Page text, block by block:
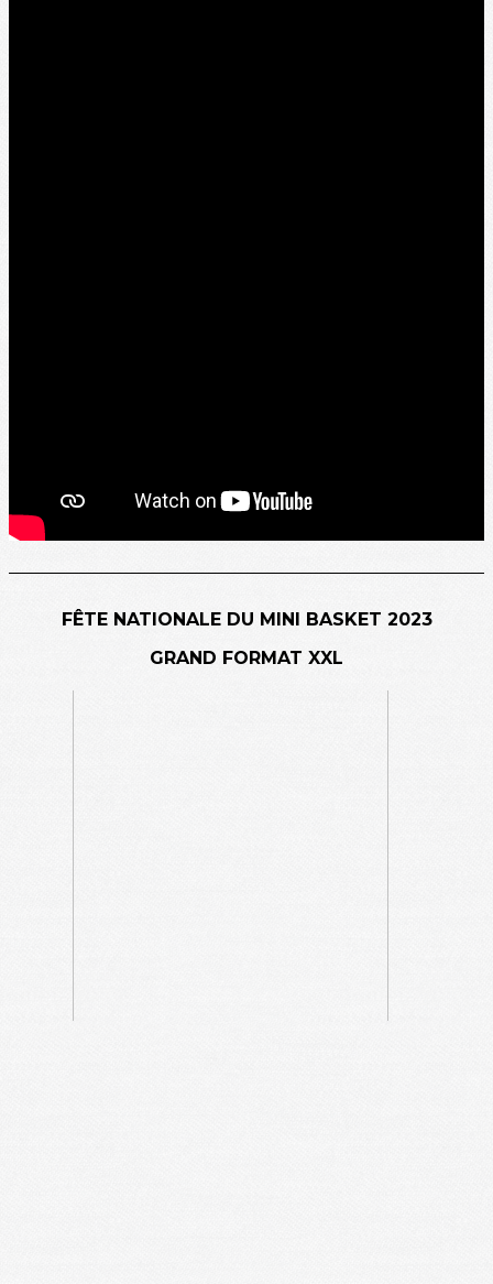
FÊTE NATIONALE DU MINI BASKET 2023
GRAND FORMAT XXL